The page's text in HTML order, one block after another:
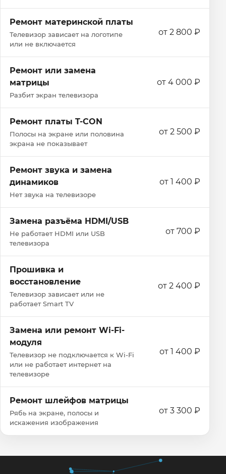
Ремонт материнской платы
Телевизор зависает на логотипе
или не включается
от 2 800 ₽
Ремонт или замена
матрицы
Разбит экран телевизора
от 4 000 ₽
Ремонт платы T-CON
Полосы на экране или половина
экрана не показывает
от 2 500 ₽
Ремонт звука и замена
динамиков
Нет звука на телевизоре
от 1 400 ₽
Замена разъёма HDMI/USB
Не работает HDMI или USB
телевизора
от 700 ₽
Прошивка и
восстановление
Телевизор зависает или не
работает Smart TV
от 2 400 ₽
Замена или ремонт Wi‑Fi-
модуля
Телевизор не подключается к Wi‑Fi
или не работает интернет на
телевизоре
от 1 400 ₽
Ремонт шлейфов матрицы
Рябь на экране, полосы и
искажения изображения
от 3 300 ₽